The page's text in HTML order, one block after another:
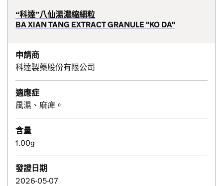
“科達”八仙湯濃縮細粒
BA XIAN TANG EXTRACT GRANULE "KO DA"
申請商
科達製藥股份有限公司
適應症
風濕、麻痺。
含量
1.00g
發證日期
2026-05-07